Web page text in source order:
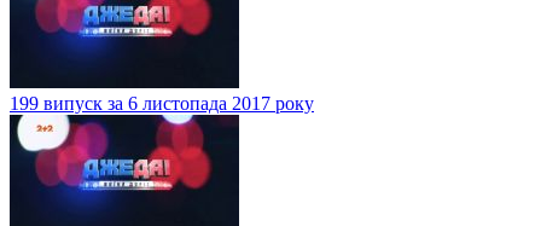
199 випуск за 6 листопада 2017 року